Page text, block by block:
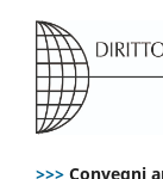
>>> Convegni